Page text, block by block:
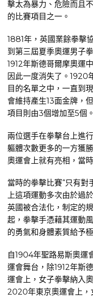
擊太為暴力、危險而且
的比賽項目之一。
1881年，英國業餘拳擊
到第三屆夏季奧運男子
1912年斯德哥爾摩奧運
因此一度消失了。1920
目的名單之中，一直到
會維持產生13面金牌，
項目則由3個增加至5個。
兩位選手在拳擊台上進
軀體次數更多的一方獲
奧運會上就有亮相，當
當時的拳擊比賽“只有對
上這項運動多次由於過
英國被合法化，制定的
起，拳擊手憑藉其運動
的勇氣和身體素質給予
自1904年聖路易斯奧運
運會舞台，除1912年斯
運會上，女子拳擊納入
2020年東京奧運會上，